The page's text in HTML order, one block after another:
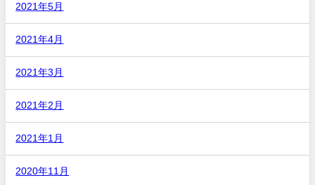
2021年5月
2021年4月
2021年3月
2021年2月
2021年1月
2020年11月